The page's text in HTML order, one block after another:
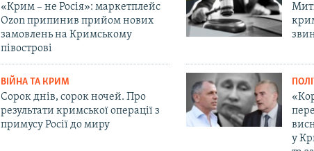
«Крим – не Росія»: маркетплейс
Ozon припинив прийом нових
замовлень на Кримському
півострові
ВІЙНА ТА КРИМ
Сорок днів, сорок ночей. Про
результати кримської операції з
примусу Росії до миру
у